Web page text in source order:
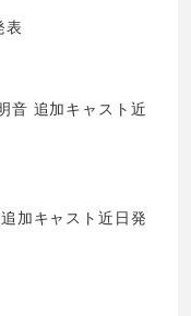
表
音 追加キャスト近
加キャスト近日発